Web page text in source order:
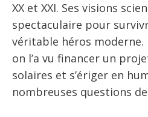
XX et XXI. Ses visions
spectaculaire pour
véritable héros moderne.
on l’a vu financer un
solaires et s’ériger en
nombreuses questions